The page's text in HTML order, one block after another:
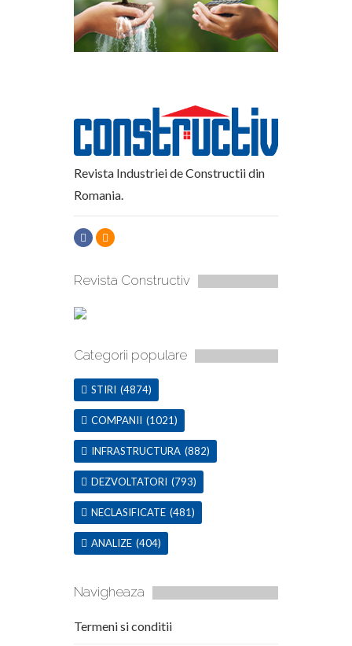
Revista Industriei de Constructii din
Romania.
Revista Constructiv
Categorii populare
STIRI (4874)
COMPANII (1021)
INFRASTRUCTURA (882)
DEZVOLTATORI (793)
NECLASIFICATE (481)
ANALIZE (404)
Navigheaza
Termeni si conditii